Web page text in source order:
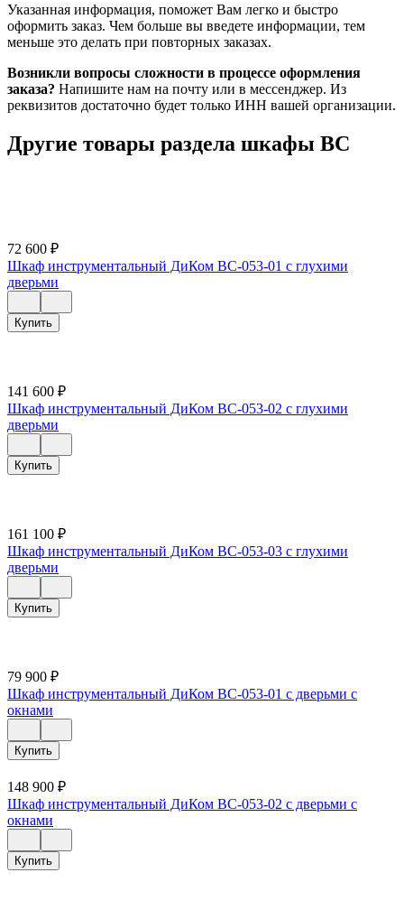
Указанная информация, поможет Вам легко и быстро
оформить заказ. Чем больше вы введете информации, тем
меньше это делать при повторных заказах.
Возникли вопросы сложности в процессе оформления
заказа? Напишите нам на почту или в мессенджер. Из
реквизитов достаточно будет только ИНН вашей организации.
Другие товары раздела шкафы ВС
72 600 ₽
Шкаф инструментальный ДиКом ВС-053-01 с глухими
дверьми
Купить
141 600 ₽
Шкаф инструментальный ДиКом ВС-053-02 с глухими
дверьми
Купить
161 100 ₽
Шкаф инструментальный ДиКом ВС-053-03 с глухими
дверьми
Купить
79 900 ₽
Шкаф инструментальный ДиКом ВС-053-01 с дверьми с
окнами
Купить
148 900 ₽
Шкаф инструментальный ДиКом ВС-053-02 с дверьми с
окнами
Купить